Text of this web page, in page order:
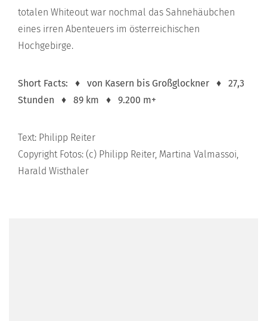
totalen Whiteout war nochmal das Sahnehäubchen
eines irren Abenteuers im österreichischen
Hochgebirge.
Short Facts: ♦ von Kasern bis Großglockner ♦ 27,3
Stunden ♦ 89 km ♦ 9.200 m+
Text: Philipp Reiter
Copyright Fotos: (c) Philipp Reiter, Martina Valmassoi,
Harald Wisthaler